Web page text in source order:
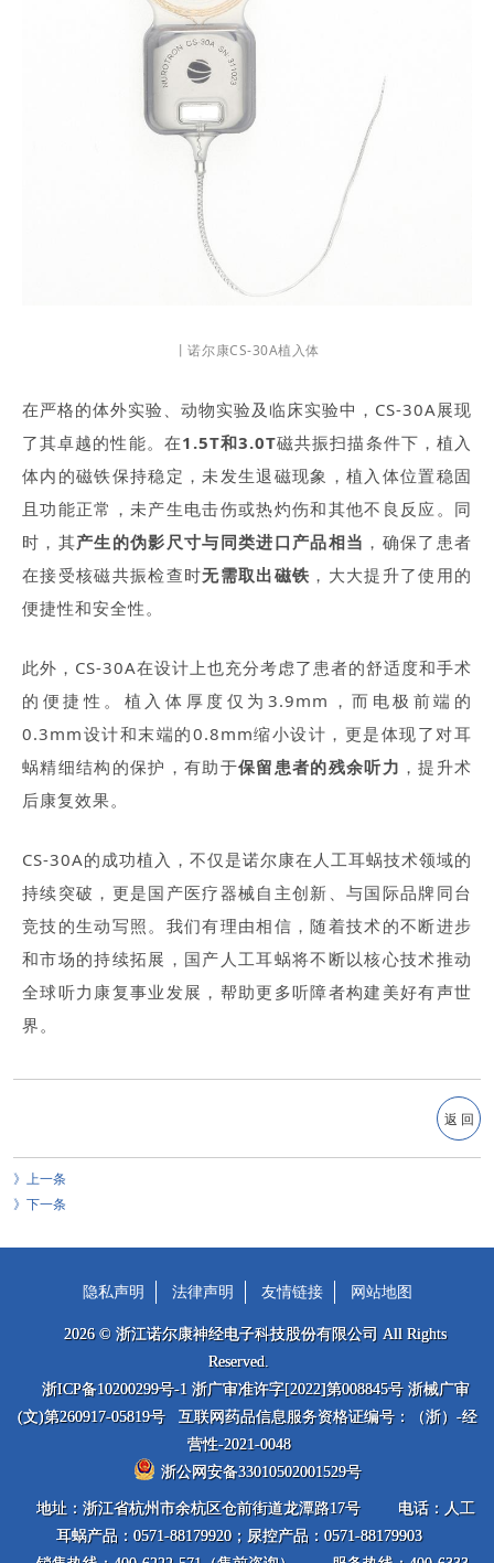
丨诺尔康CS-30A植入体
在严格的体外实验、动物实验及临床实验中，CS-30A展现
了其卓越的性能。在1.5T和3.0T磁共振扫描条件下，植入
体内的磁铁保持稳定，未发生退磁现象，植入体位置稳固
且功能正常，未产生电击伤或热灼伤和其他不良反应。同
时，其产生的伪影尺寸与同类进口产品相当 ，确保了患者
在接受核磁共振检查时无需取出磁铁 ，大大提升了使用的
便捷性和安全性。
此外，CS-30A在设计上也充分考虑了患者的舒适度和手术
的便捷性。植入体厚度仅为3.9mm，而电极前端的
0.3mm设计和末端的0.8mm缩小设计，更是体现了对耳
蜗精细结构的保护，有助于保留患者的残余听力 ，提升术
后康复效果。
CS-30A的成功植入，不仅是诺尔康在人工耳蜗技术领域的
持续突破，更是国产医疗器械自主创新、与国际品牌同台
竞技的生动写照。我们有理由相信，随着技术的不断进步
和市场的持续拓展，国产人工耳蜗将不断以核心技术推动
全球听力康复事业发展，帮助更多听障者构建美好有声世
界。
返 回
上一条
下一条
隐私声明 法律声明 友情链接 网站地图
2026 © 浙江诺尔康神经电子科技股份有限公司 All Rights
Reserved.
浙ICP备10200299号-1 浙广审准许字[2022]第008845号 浙械广审
(文)第260917-05819号 互联网药品信息服务资格证编号：（浙）-经
营性-2021-0048
浙公网安备33010502001529号
地址：浙江省杭州市余杭区仓前街道龙潭路17号
电话：人工
耳蜗产品：0571-88179920；尿控产品：0571-88179903